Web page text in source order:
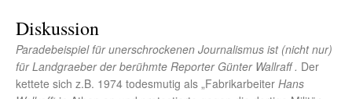
Diskussion
Paradebeispiel für unerschrockenen Journalismus ist (nicht nur)
für Landgraeber der berühmte Reporter Günter Wallraff . Der
kettete sich z.B. 1974 todesmutig als „Fabrikarbeiter Hans